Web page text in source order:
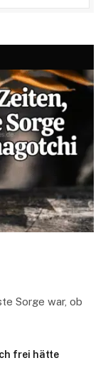
Sorge war, ob
frei hätte